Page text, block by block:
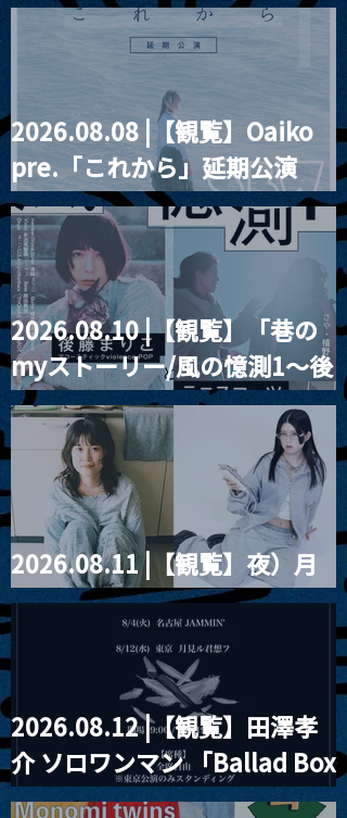
2026.08.08 |【観覧】Oaiko
pre.「これから」延期公演
Blurred City Lights × 17歳
とベルリンの壁
2026.08.10 |【観覧】「巷の
myストーリー/風の憶測1～後
藤まりこアコースティック
violence POPとテニスコー
ツ」
2026.08.11 |【観覧】夜）月
見ル君想フpre. Sugar Shock
2026.08.12 |【観覧】田澤孝
介 ソロワンマン 「Ballad Box
2026」